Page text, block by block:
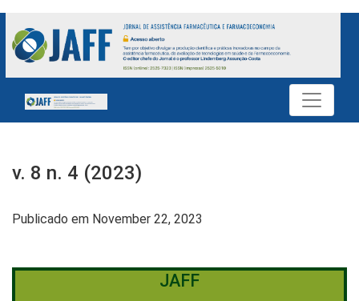
v. 8 n. 4 (2023): JAFF
v. 8 n. 4 (2023)
Publicado em November 22, 2023
JAFF